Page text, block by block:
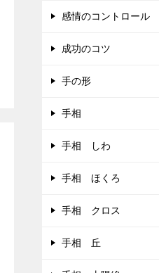
感情のコントロール
成功のコツ
手の形
手相
手相 しわ
手相 ほくろ
手相 クロス
手相 丘